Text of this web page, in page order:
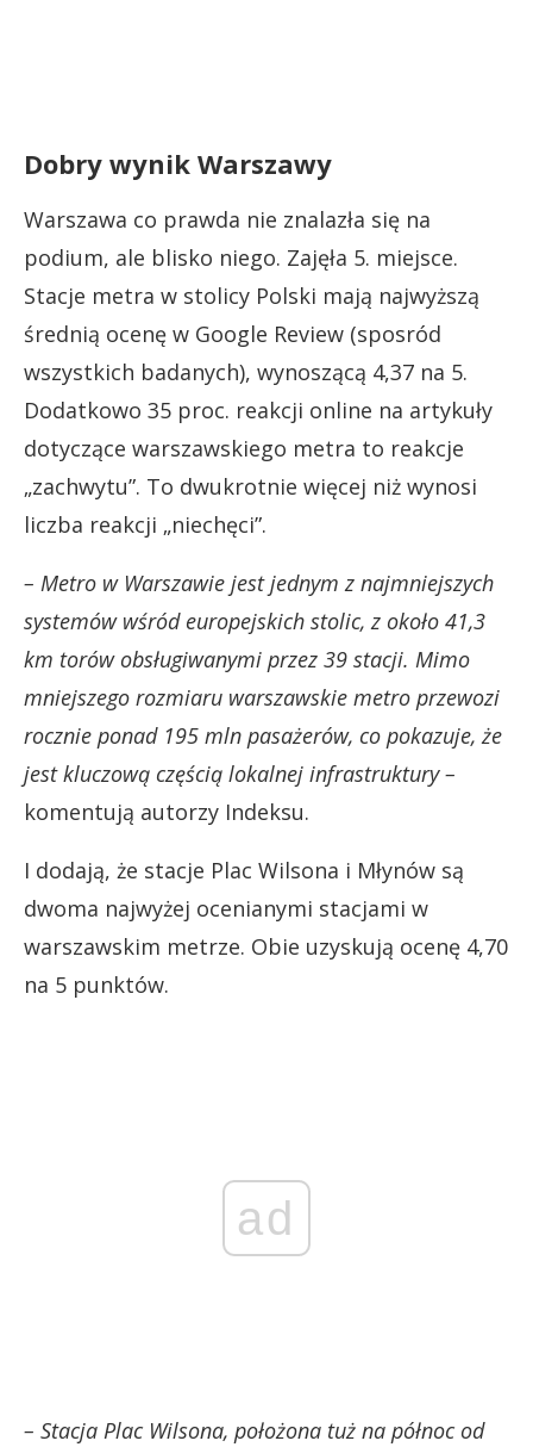
Dobry wynik Warszawy
Warszawa co prawda nie znalazła się na
podium, ale blisko niego. Zajęła 5. miejsce.
Stacje metra w stolicy Polski mają najwyższą
średnią ocenę w Google Review (sposród
wszystkich badanych), wynoszącą 4,37 na 5.
Dodatkowo 35 proc. reakcji online na artykuły
dotyczące warszawskiego metra to reakcje
„zachwytu”. To dwukrotnie więcej niż wynosi
liczba reakcji „niechęci”.
– Metro w Warszawie jest jednym z najmniejszych
systemów wśród europejskich stolic, z około 41,3
km torów obsługiwanymi przez 39 stacji. Mimo
mniejszego rozmiaru warszawskie metro przewozi
rocznie ponad 195 mln pasażerów, co pokazuje, że
jest kluczową częścią lokalnej infrastruktury –
komentują autorzy Indeksu.
I dodają, że stacje Plac Wilsona i Młynów są
dwoma najwyżej ocenianymi stacjami w
warszawskim metrze. Obie uzyskują ocenę 4,70
na 5 punktów.
ad
– Stacja Plac Wilsona, położona tuż na północ od